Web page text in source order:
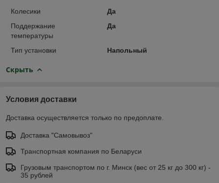
Колесики
Да
Поддержание
температуры
Да
Тип установки Напольный
Скрыть
Условия доставки
Доставка осуществляется только по предоплате.
Доставка "Самовывоз"
Транспортная компания по Беларуси
Грузовым транспортом по г. Минск (вес от 25 кг до 300 кг) -
35 рублей